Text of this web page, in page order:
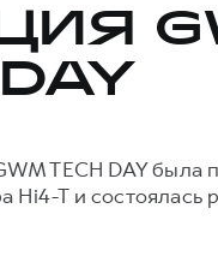
DAY
TECH DAY была
Hi4-T и состоялась